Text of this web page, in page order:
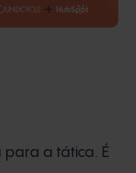
a tática. É